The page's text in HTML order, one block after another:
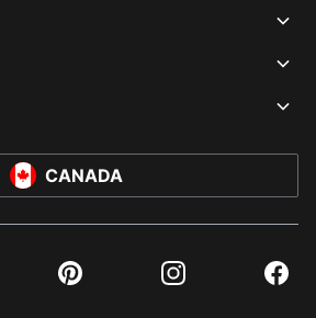
CANADA
Pinterest Instagram